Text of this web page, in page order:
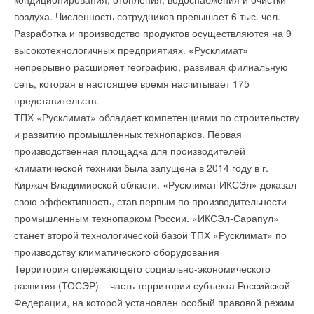
воздуха. Численность сотрудников превышает 6 тыс. чел.
Разработка и производство продуктов осуществляются на 9
высокотехнологичных предприятиях. «Русклимат»
непрерывно расширяет географию, развивая филиальную
сеть, которая в настоящее время насчитывает 175
представительств.
ТПХ «Русклимат» обладает компетенциями по строительству
и развитию промышленных технопарков. Первая
производственная площадка для производителей
климатической техники была запущена в 2014 году в г.
Киржач Владимирской области. «Русклимат ИКСЭл» доказал
свою эффективность, став первым по производительности
промышленным технопарком России. «ИКСЭл-Сарапул»
станет второй технологической базой ТПХ «Русклимат» по
производству климатического оборудования
Территория опережающего социально-экономического
развития (ТОСЭР) – часть территории субъекта Российской
Федерации, на которой установлен особый правовой режим
Добавить комментарий
Ваш E-mail *
Текст комментария